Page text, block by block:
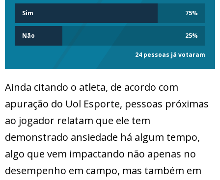
Sim 75%
Não 25%
24 pessoas já votaram
Ainda citando o atleta, de acordo com
apuração do Uol Esporte, pessoas próximas
ao jogador relatam que ele tem
demonstrado ansiedade há algum tempo,
algo que vem impactando não apenas no
desempenho em campo, mas também em